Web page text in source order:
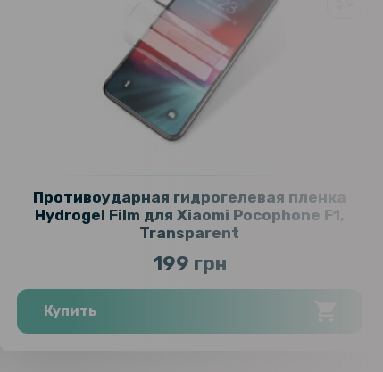
Противоударная гидрогелевая пленка
Hydrogel Film для Xiaomi Pocophone F1,
Transparent
199 грн
Купить